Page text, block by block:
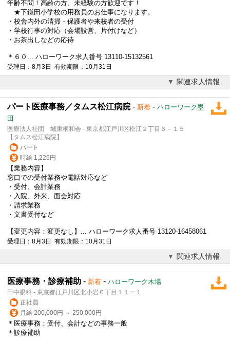
年齢不問！高齢の方、未経験の方歓迎です！
★下鎌田小学校の用務員のお仕事になります。
・校舎内外の清掃・保護者や来校者の受付
・学校行事の対応（会場設営、片付けなど）
・お茶出しなどの応待
＊６０... ハローワーク求人番号 13110-15132561
受理日：8月3日 有効期限：10月31日
関連求人情報
パート医療事務／タムス松江病院- 新着 - ハローワーク墨
田
医療法人社団 城東桐和会 - 東京都江戸川区松江２丁目６－１５
【タムス松江病院】
パート
時給 1,226円
【業務内容】
窓口での受付業務や電話対応など
・ 受付 、会計業務
・入院、外来、面会対応
・請求業務
・文書受付など
【変更内容：変更なし】... ハローワーク求人番号 13120-16458061
受理日：8月3日 有効期限：10月31日
関連求人情報
医療事務・診療補助 - 新着 - ハローワーク木場
田中眼科 - 東京都江戸川区北小岩６丁目１１ー１
正社員
月給 200,000円 ～ 250,000円
＊医療事務： 受付 、会計などの事務一般
＊診療補助